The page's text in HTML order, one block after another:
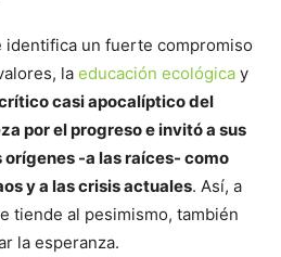
identifica un fuerte compromiso
la educación ecológica y
casi apocalíptico del
por el progreso e invitó a sus
-a las raíces- como
y a las crisis actuales. Así, a
tiende al pesimismo, también
la esperanza.